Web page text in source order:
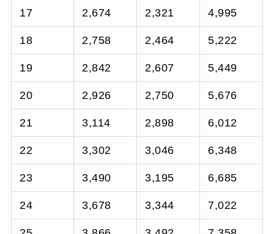
17 2,674 2,321 4,995
18 2,758 2,464 5,222
19 2,842 2,607 5,449
20 2,926 2,750 5,676
21 3,114 2,898 6,012
22 3,302 3,046 6,348
23 3,490 3,195 6,685
24 3,678 3,344 7,022